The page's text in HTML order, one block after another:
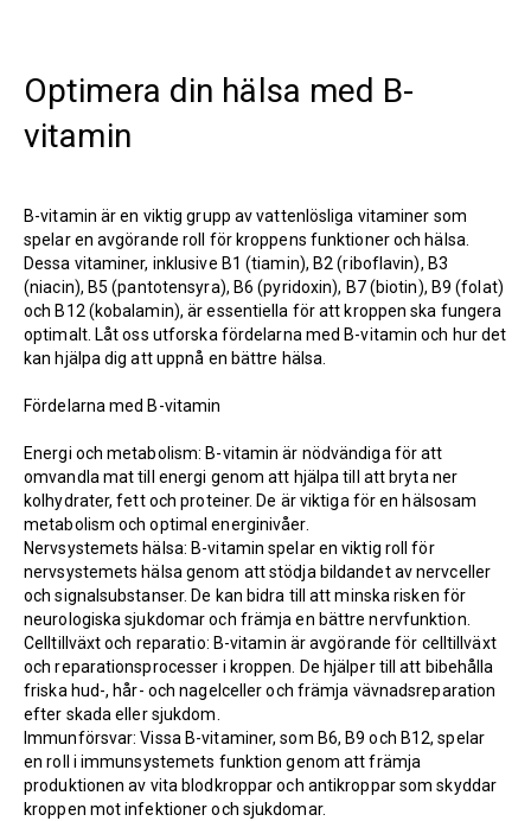
Optimera din hälsa med B-
vitamin
B-vitamin är en viktig grupp av vattenlösliga vitaminer som
spelar en avgörande roll för kroppens funktioner och hälsa.
Dessa vitaminer, inklusive B1 (tiamin), B2 (riboflavin), B3
(niacin), B5 (pantotensyra), B6 (pyridoxin), B7 (biotin), B9 (folat)
och B12 (kobalamin), är essentiella för att kroppen ska fungera
optimalt. Låt oss utforska fördelarna med B-vitamin och hur det
kan hjälpa dig att uppnå en bättre hälsa.
Fördelarna med B-vitamin
Energi och metabolism: B-vitamin är nödvändiga för att
omvandla mat till energi genom att hjälpa till att bryta ner
kolhydrater, fett och proteiner. De är viktiga för en hälsosam
metabolism och optimal energinivåer.
Nervsystemets hälsa: B-vitamin spelar en viktig roll för
nervsystemets hälsa genom att stödja bildandet av nervceller
och signalsubstanser. De kan bidra till att minska risken för
neurologiska sjukdomar och främja en bättre nervfunktion.
Celltillväxt och reparatio: B-vitamin är avgörande för celltillväxt
och reparationsprocesser i kroppen. De hjälper till att bibehålla
friska hud-, hår- och nagelceller och främja vävnadsreparation
efter skada eller sjukdom.
Immunförsvar: Vissa B-vitaminer, som B6, B9 och B12, spelar
en roll i immunsystemets funktion genom att främja
produktionen av vita blodkroppar och antikroppar som skyddar
kroppen mot infektioner och sjukdomar.